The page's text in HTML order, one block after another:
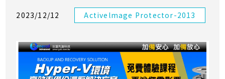
2023/12/12 Activelmage Protector-2013